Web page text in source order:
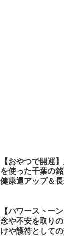
【おやつで開運
を使った千葉の
健康運アップ＆
【パワーストー
念や不安を取り
けや護符として